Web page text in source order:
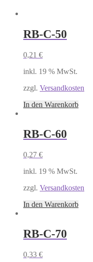
RB-C-50
0,21 €
inkl. 19 % MwSt.
zzgl. Versandkosten
In den Warenkorb
RB-C-60
0,27 €
inkl. 19 % MwSt.
zzgl. Versandkosten
In den Warenkorb
RB-C-70
0,33 €